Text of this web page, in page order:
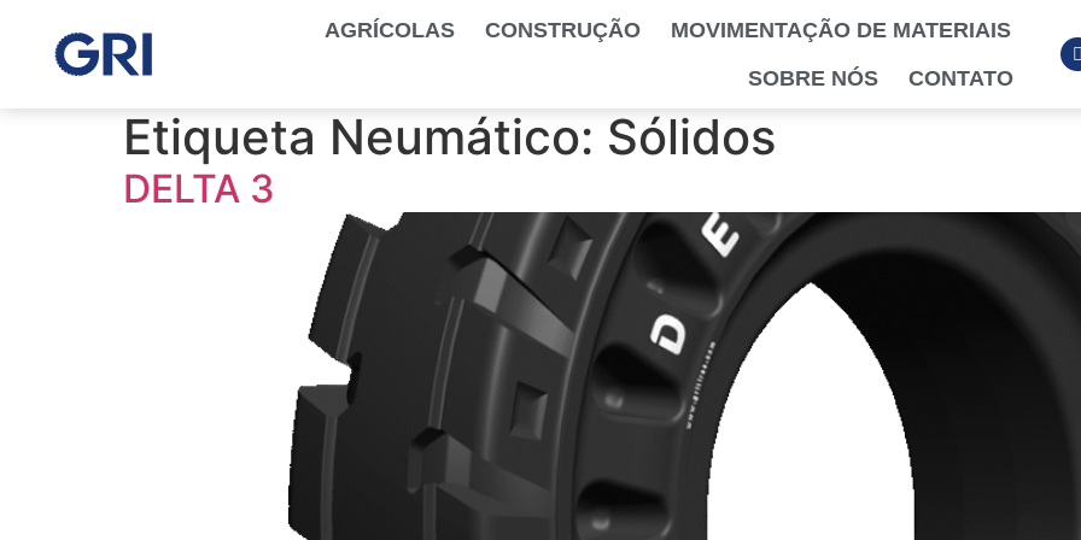
AGRÍCOLAS CONSTRUÇÃO
MOVIMENTAÇÃO DE MATERIAIS
SOBRE NÓS
CONTATO
Etiqueta Neumático: Sólidos
DELTA 3